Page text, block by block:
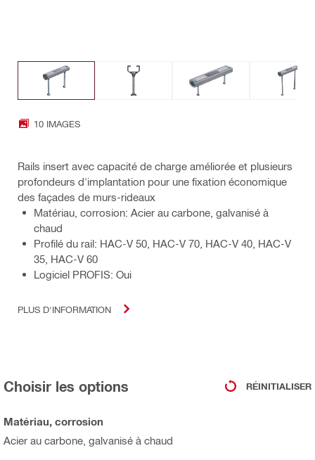
10 IMAGES
Rails insert avec capacité de charge améliorée et plusieurs
profondeurs d'implantation pour une fixation économique
des façades de murs-rideaux
Matériau, corrosion: Acier au carbone, galvanisé à
chaud
Profilé du rail: HAC-V 50, HAC-V 70, HAC-V 40, HAC-V
35, HAC-V 60
Logiciel PROFIS: Oui
PLUS D'INFORMATION
Choisir les options RÉINITIALISER
Matériau, corrosion
Acier au carbone, galvanisé à chaud